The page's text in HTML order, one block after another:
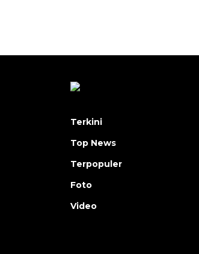
Terkini
Top News
Terpopuler
Foto
Video